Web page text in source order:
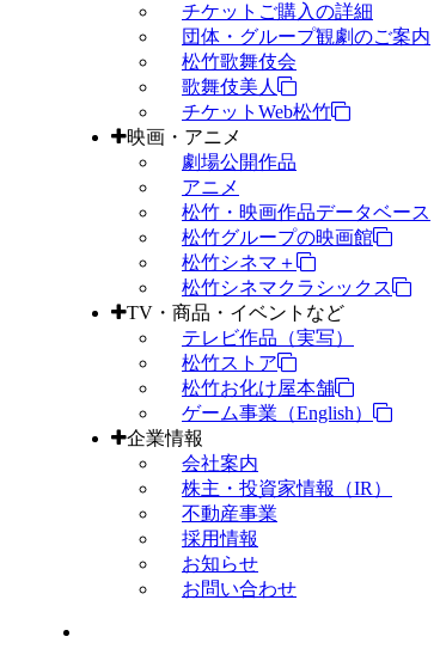
チケットご購入の詳細
団体・グループ観劇のご案内
松竹歌舞伎会
歌舞伎美人
チケットWeb松竹
映画・アニメ
劇場公開作品
アニメ
松竹・映画作品データベース
松竹グループの映画館
松竹シネマ＋
松竹シネマクラシックス
TV・商品・イベントなど
テレビ作品（実写）
松竹ストア
松竹お化け屋本舗
ゲーム事業（English）
企業情報
会社案内
株主・投資家情報（IR）
不動産事業
採用情報
お知らせ
お問い合わせ